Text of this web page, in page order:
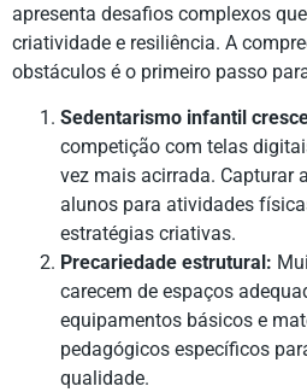
apresenta desafios complexos
criatividade e resiliência. A
obstáculos é o primeiro passo
Sedentarismo infantil
competição com telas
vez mais acirrada. Capturar
alunos para atividades
estratégias criativas.
Precariedade estrutural:
carecem de espaços
equipamentos básicos e
pedagógicos específicos
qualidade.